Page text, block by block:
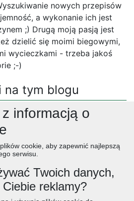
nowych przepisów
a wykonanie ich jest
;) Drugą moją pasją jest
dzielić się moimi biegowymi,
wycieczkami - trzeba jakoś
;-)
na tym blogu
(19170) świąteczne (611)
(131) dieta wegetariańska(43)
(384) salatki(7912)
desery
informacją o
cookie, aby zapewnić najlepszą
serwisu.
Twoich danych,
reklamy?